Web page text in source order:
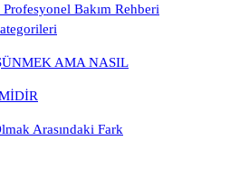
Bakım Rehberi
AMA NASIL
Arasındaki Fark